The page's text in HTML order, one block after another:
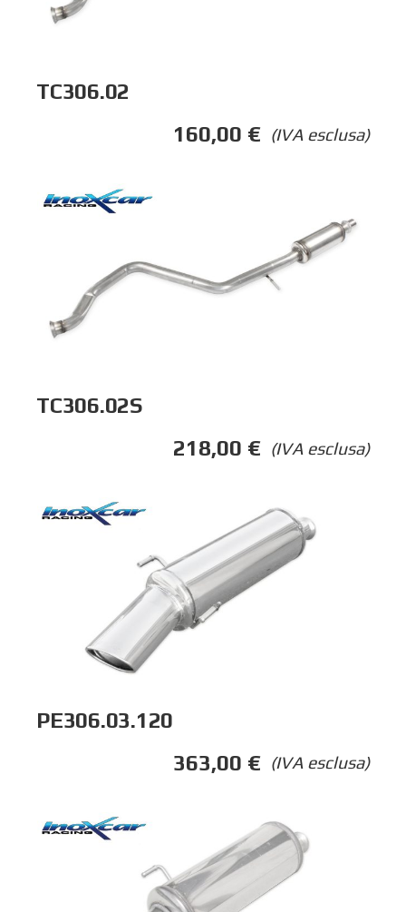
TC306.02
(IVA esclusa)
160,00 €
TC306.02S
(IVA esclusa)
218,00 €
PE306.03.120
(IVA esclusa)
363,00 €